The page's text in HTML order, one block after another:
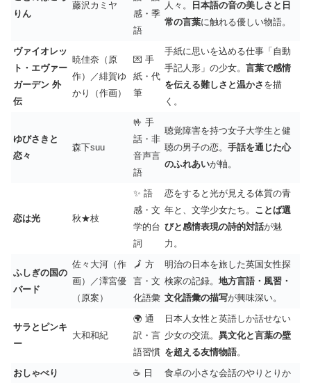
りん
藤沢カミヤ
感・季
語
人々。
日本語の音の美しさと日
常の言葉に触れる優しい物語。
ヴァイオレッ
ト・エヴァー
ガーデン 外
伝
暁佳奈（原
作）／緋賀ゆ
かり（作画）
💌 手
紙・代
筆
手紙に思いを込める仕事「自動
手記人形」の少女。 言葉で感情
を伝える難しさと温かさ を描
く。
ゆびさきと
恋々
森下suu
🤟 手
話・非
音声言
語
聴覚障害を持つ女子大学生と健
聴の男子の恋。 手話を通じた心
のふれあいが軸。
恋は光 秋★枝
✨ 語
感・文
学的台
詞
恋をすると光が見える体質の青
年と、文学少女たち。 ことば選
びと感情表現の詩的対話が魅
力。
ふしぎの国の
バード
佐々大河（作
画）／澤宮優
（原案）
🗾 方
言・文
化語彙
明治の日本を旅した英国女性探
検家の記録。 地方言語・風習・
文化語彙の描写が興味深い。
サラとピンキ
ー
大和和紀
🌍 通
訳・言
語習慣
日本人女性と英語しか話せない
少女の交流。 異文化と言葉の壁
を超える友情物語。
おしゃべり
☕ 日
食卓の小さな会話のやりとりか